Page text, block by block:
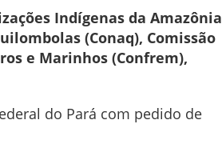
Indígenas da Amazônia
(Conaq), Comissão
e Marinhos (Confrem),
do Pará com pedido de